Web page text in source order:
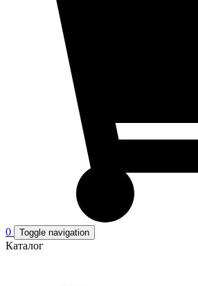
0 Toggle navigation
Каталог